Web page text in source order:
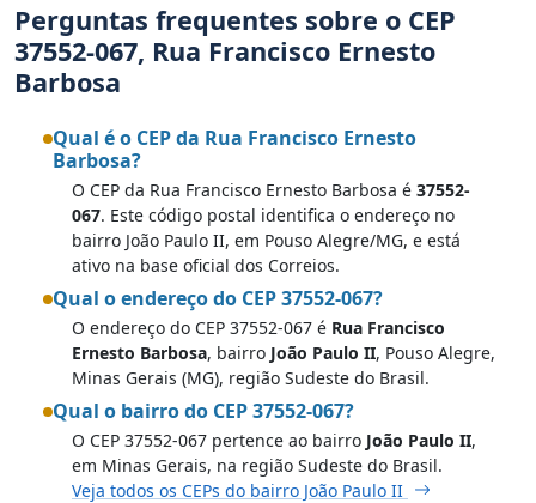
Perguntas frequentes sobre o CEP
37552-067, Rua Francisco Ernesto
Barbosa
Qual é o CEP da Rua Francisco Ernesto
Barbosa?
O CEP da Rua Francisco Ernesto Barbosa é 37552-
067. Este código postal identifica o endereço no
bairro João Paulo II, em Pouso Alegre/MG, e está
ativo na base oficial dos Correios.
Qual o endereço do CEP 37552-067?
O endereço do CEP 37552-067 é Rua Francisco
Ernesto Barbosa, bairro João Paulo II, Pouso Alegre,
Minas Gerais (MG), região Sudeste do Brasil.
Qual o bairro do CEP 37552-067?
O CEP 37552-067 pertence ao bairro João Paulo II,
em Minas Gerais, na região Sudeste do Brasil.
Veja todos os CEPs do bairro João Paulo II